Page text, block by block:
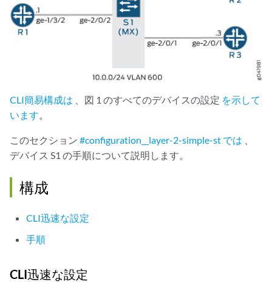
CLI簡易構成は 、図 1 のすべてのデバイスの設定 を示して
います。
このセクション #configuration__layer-2-simple-st では
デバイス S1 の手順について説明します。
構成
CLI迅速な設定
手順
CLI迅速な設定